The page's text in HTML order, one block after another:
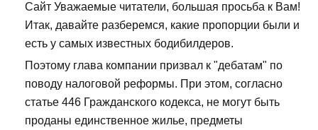
Сайт Уважаемые читатели, большая просьба к Вам!
Итак, давайте разберемся, какие пропорции были и
есть у самых известных бодибилдеров.
Поэтому глава компании призвал к "дебатам" по
поводу налоговой реформы. При этом, согласно
статье 446 Гражданского кодекса, не могут быть
проданы единственное жилье, предметы